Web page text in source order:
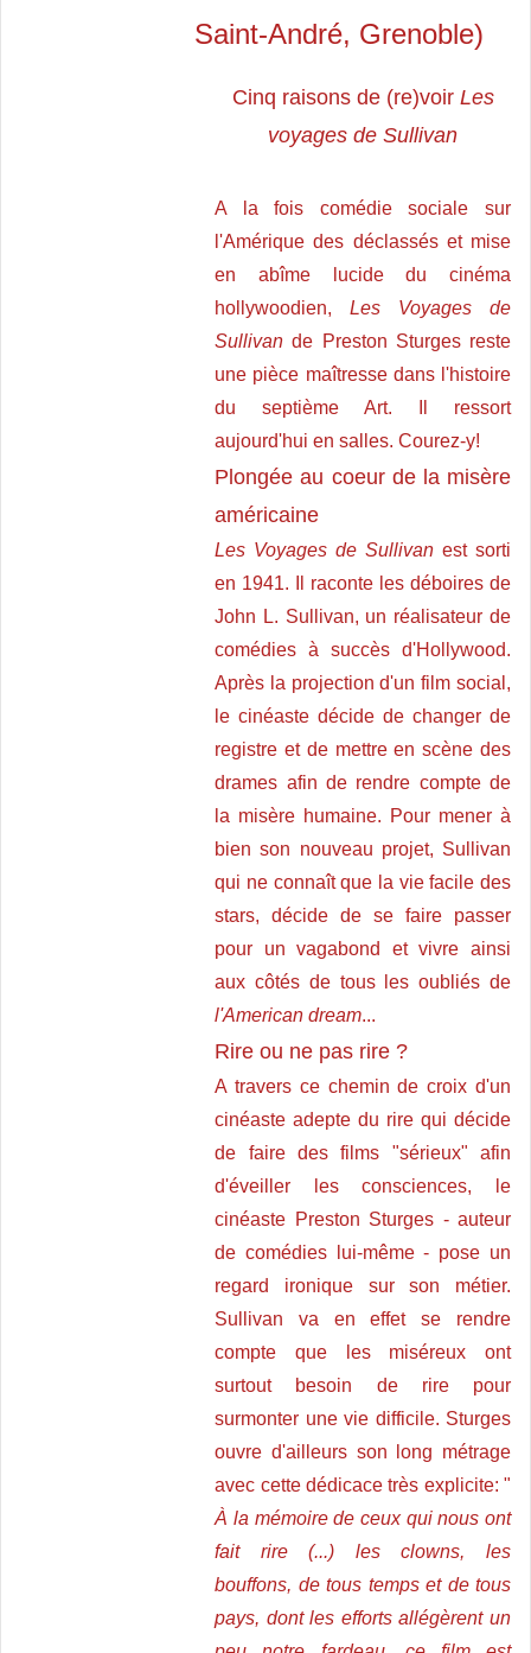
Saint-André, Grenoble)
Cinq raisons de (re)voir Les
voyages de Sullivan
A la fois comédie sociale sur
l'Amérique des déclassés et mise
en abîme lucide du cinéma
hollywoodien,Les Voyages de
Sullivan de Preston Sturges reste
une pièce maîtresse dans l'histoire
du septième Art. Il ressort
aujourd'hui en salles. Courez-y!
Plongée au coeur de la misère
américaine
Les Voyages de Sullivanest sorti
en 1941. Il raconte les déboires de
John L. Sullivan, un réalisateur de
comédies à succès d'Hollywood.
Après la projection d'un film social,
le cinéaste décide de changer de
registre et de mettre en scène des
drames afin de rendre compte de
la misère humaine. Pour mener à
bien son nouveau projet, Sullivan
qui ne connaît que la vie facile des
stars, décide de se faire passer
pour un vagabond et vivre ainsi
aux côtés de tous les oubliés de
l'American dream...
Rire ou ne pas rire ?
A travers ce chemin de croix d'un
cinéaste adepte du rire qui décide
de faire des films "sérieux" afin
d'éveiller les consciences, le
cinéaste Preston Sturges - auteur
de comédies lui-même - pose un
regard ironique sur son métier.
Sullivan va en effet se rendre
compte que les miséreux ont
surtout besoin de rire pour
surmonter une vie difficile. Sturges
ouvre d'ailleurs son long métrage
avec cette dédicace très explicite: "
À la mémoire de ceux qui nous ont
fait rire (...) les clowns, les
bouffons, de tous temps et de tous
pays, dont les efforts allégèrent un